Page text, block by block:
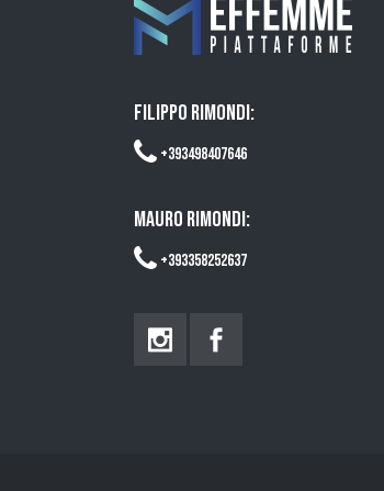
FILIPPO RIMONDI:
+393498407646
MAURO RIMONDI:
+393358252637